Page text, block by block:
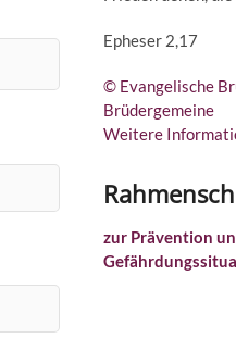
Epheser 2,17
© Evangelische
Brüdergemeine
Weitere
zur Prävention